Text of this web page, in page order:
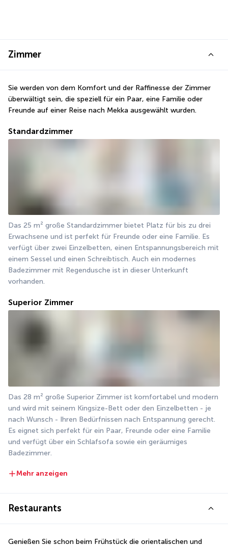
Zimmer
Sie werden von dem Komfort und der Raffinesse der Zimmer
überwältigt sein, die speziell für ein Paar, eine Familie oder
Freunde auf einer Reise nach Mekka ausgewählt wurden.
Standardzimmer
Das 25 m² große Standardzimmer bietet Platz für bis zu drei
Erwachsene und ist perfekt für Freunde oder eine Familie. Es
verfügt über zwei Einzelbetten, einen Entspannungsbereich mit
einem Sessel und einen Schreibtisch. Auch ein modernes
Badezimmer mit Regendusche ist in dieser Unterkunft
vorhanden.
Superior Zimmer
Das 28 m² große Superior Zimmer ist komfortabel und modern
und wird mit seinem Kingsize-Bett oder den Einzelbetten - je
nach Wunsch - Ihren Bedürfnissen nach Entspannung gerecht.
Es eignet sich perfekt für ein Paar, Freunde oder eine Familie
und verfügt über ein Schlafsofa sowie ein geräumiges
Badezimmer.
Mehr anzeigen
Restaurants
Genießen Sie schon beim Frühstück die orientalischen und